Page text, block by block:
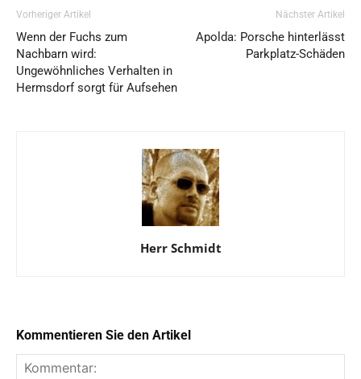
Vorheriger Artikel
Wenn der Fuchs zum
Nachbarn wird:
Ungewöhnliches Verhalten in
Hermsdorf sorgt für Aufsehen
Nächster Artikel
Apolda: Porsche hinterlässt
Parkplatz-Schäden
Herr Schmidt
Kommentieren Sie den Artikel